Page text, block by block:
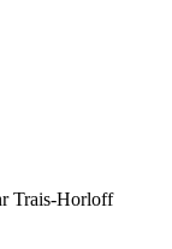
Trais-Horloff